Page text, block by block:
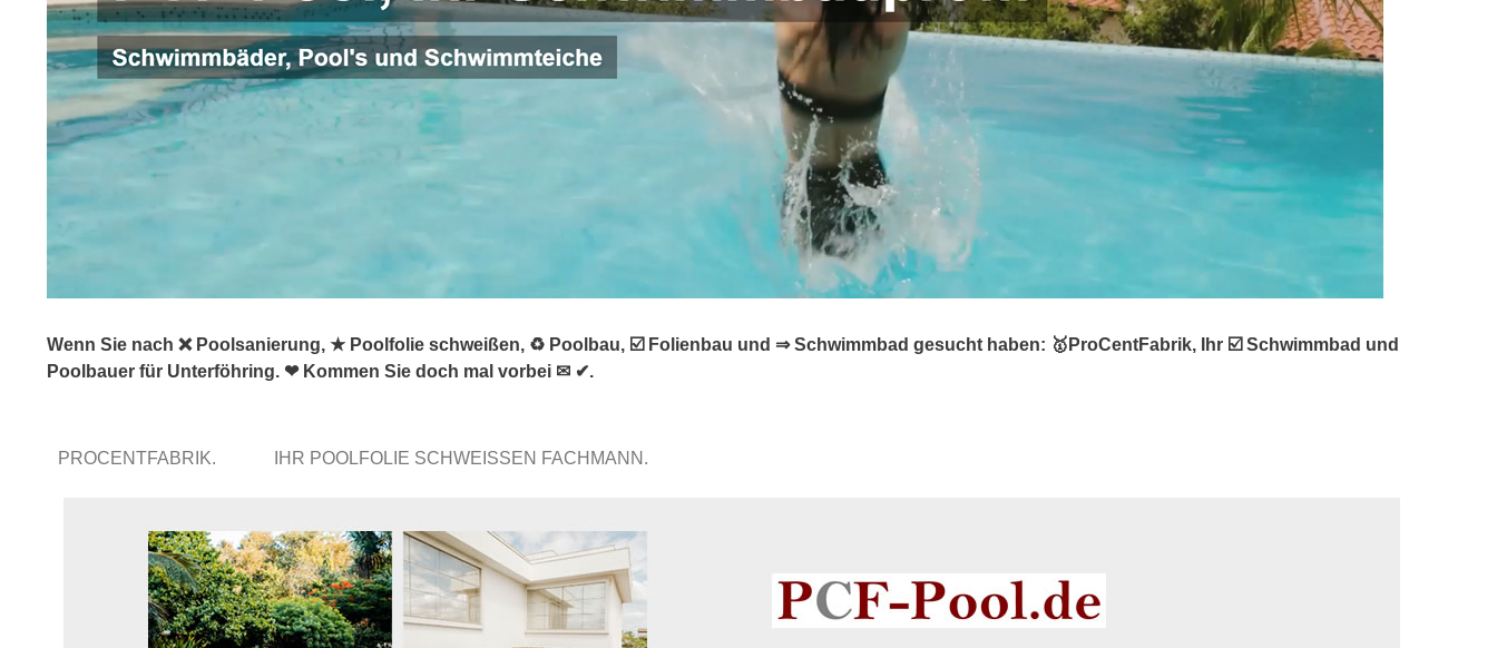
Wenn Sie nach ❌ Poolsanierung, ★ Poolfolie schweißen, ♻ Poolbau, ☑️ Folienbau und ⇒ Schwimmbad gesucht haben: 🥇ProCentFabrik, Ihr ☑️ Schwimmbad und
Poolbauer für Unterföhring. ❤ Kommen Sie doch mal vorbei ✉ ✔.
PROCENTFABRIK. IHR POOLFOLIE SCHWEISSEN FACHMANN.